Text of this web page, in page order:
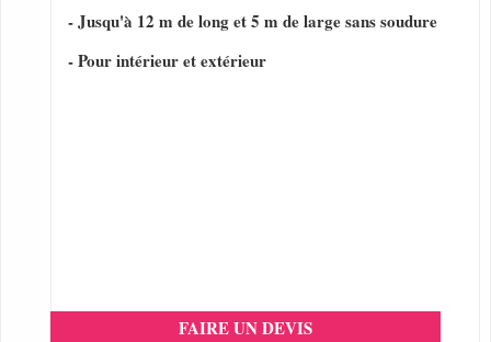
- Jusqu'à 12 m de long et 5 m de large sans soudure
- Pour intérieur et extérieur
FAIRE UN DEVIS